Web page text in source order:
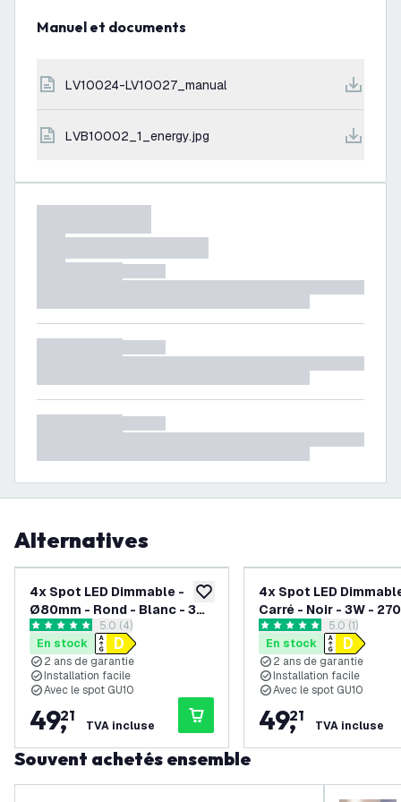
Manuel et documents
LV10024-LV10027_manual
LVB10002_1_energy.jpg
Alternatives
ajouter à la liste de souhaits
4x Spot LED Dimmable -
Ø80mm - Rond - Blanc - 3W
- 2700K - Inclinable - IP20
ouvrir le tiroir des avis
5 étoiles de notation
5.0 (4)
En stock
2 ans de garantie
Installation facile
Avec le spot GU10
49,
21
TVA incluse
4x Spot LED
Carré - Noir - 3W -
Inclinable - IP20
ouvrir le tiroir
5 étoiles de notation
5.0 (1)
En stock
2 ans de garantie
Installation facile
Avec le spot GU10
49,
21
TVA incluse
Souvent achetés ensemble